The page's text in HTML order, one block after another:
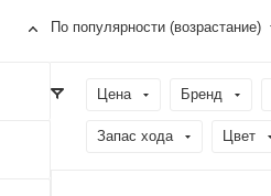
По популярности (возрастание)
Цена Бренд
Запас хода Цвет